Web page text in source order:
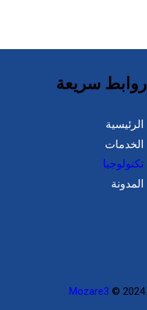
روابط سريعة
الرئيسية
الخدمات
تكنولوجيا
المدونة
Mozare3